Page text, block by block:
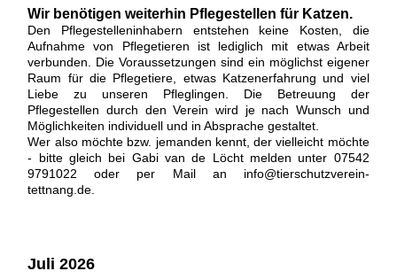
Wir benötigen weiterhin Pflegestellen für Katzen.
Den Pflegestelleninhabern entstehen keine Kosten, die
Aufnahme von Pflegetieren ist lediglich mit etwas Arbeit
verbunden. Die Voraussetzungen sind ein möglichst eigener
Raum für die Pflegetiere, etwas Katzenerfahrung und viel
Liebe zu unseren Pfleglingen. Die Betreuung der
Pflegestellen durch den Verein wird je nach Wunsch und
Möglichkeiten individuell und in Absprache gestaltet.
Wer also möchte bzw. jemanden kennt, der vielleicht möchte
- bitte gleich bei Gabi van de Löcht melden unter 07542
9791022 oder per Mail an info@tierschutzverein-
tettnang.de.
Juli 2026